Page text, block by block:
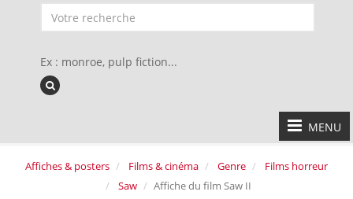
Ex : monroe, pulp fiction...
MENU
Affiches & posters Films & cinéma Genre
Films horreur
Saw
Affiche du film Saw II